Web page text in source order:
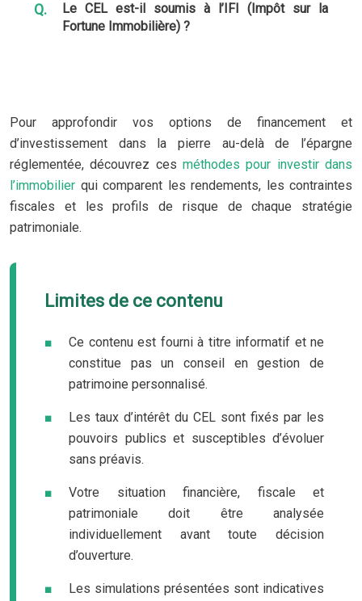
Le CEL est-il soumis à l’IFI (Impôt sur la
Fortune Immobilière) ?
Pour approfondir vos options de financement et
d’investissement dans la pierre au-delà de l’épargne
réglementée, découvrez ces méthodes pour investir dans
l’immobilier qui comparent les rendements, les contraintes
fiscales et les profils de risque de chaque stratégie
patrimoniale.
Limites de ce contenu
Ce contenu est fourni à titre informatif et ne
constitue pas un conseil en gestion de
patrimoine personnalisé.
Les taux d’intérêt du CEL sont fixés par les
pouvoirs publics et susceptibles d’évoluer
sans préavis.
Votre situation financière, fiscale et
patrimoniale doit être analysée
individuellement avant toute décision
d’ouverture.
Les simulations présentées sont indicatives